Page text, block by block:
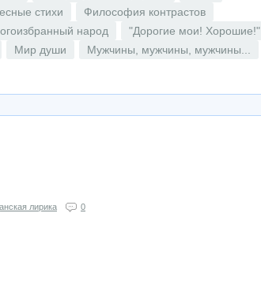
стихи
Философия контрастов
народ
"Дорогие мои! Хорошие!"
Мир души
Мужчины, мужчины, мужчины...
лирика 0